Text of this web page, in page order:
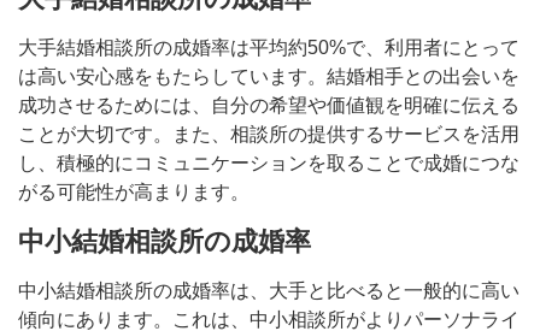
大手結婚相談所の成婚率は平均約50%で、利用者にとって
は高い安心感をもたらしています。結婚相手との出会いを
成功させるためには、自分の希望や価値観を明確に伝える
ことが大切です。また、相談所の提供するサービスを活用
し、積極的にコミュニケーションを取ることで成婚につな
がる可能性が高まります。
中小結婚相談所の成婚率
中小結婚相談所の成婚率は、大手と比べると一般的に高い
傾向にあります。これは、中小相談所がよりパーソナライ